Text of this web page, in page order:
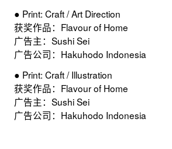
● Print: Craft / Art Direction
获奖作品：Flavour of Home
广告主：Sushi Sei
广告公司：Hakuhodo Indonesia
● Print: Craft / Illustration
获奖作品：Flavour of Home
广告主：Sushi Sei
广告公司：Hakuhodo Indonesia